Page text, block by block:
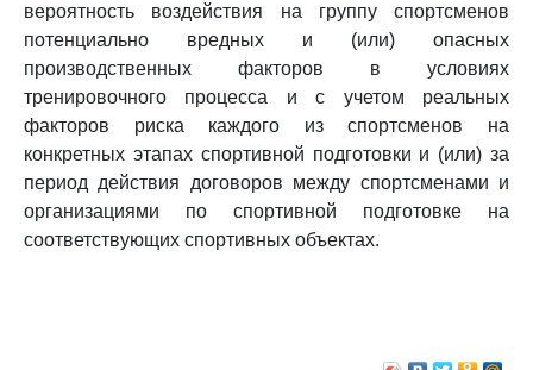
вероятность воздействия на группу спортсменов
потенциально вредных и (или) опасных
производственных факторов в условиях
тренировочного процесса и с учетом реальных
факторов риска каждого из спортсменов на
конкретных этапах спортивной подготовки и (или) за
период действия договоров между спортсменами и
организациями по спортивной подготовке на
соответствующих спортивных объектах.